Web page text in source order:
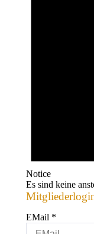
Notice
Es sind keine
EMail *